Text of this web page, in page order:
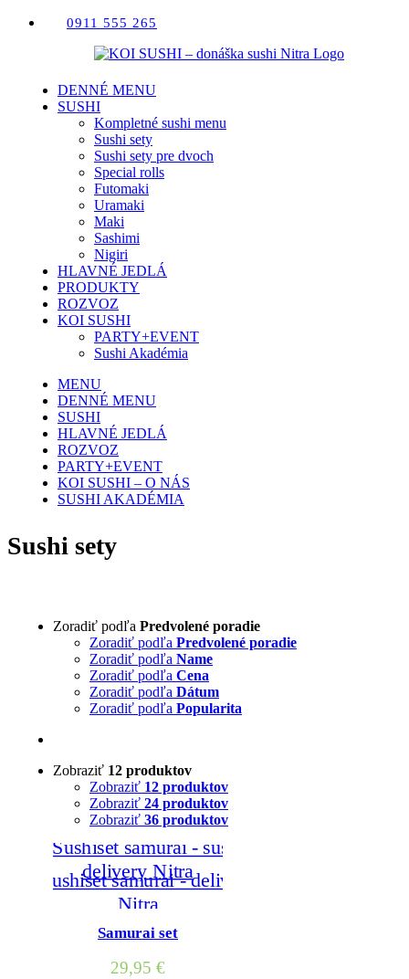
Skip
0911 555 265
DENNÉ MENU
SUSHI
Kompletné sushi menu
Sushi sety
Sushi sety pre dvoch
Special rolls
Futomaki
Uramaki
Maki
Sashimi
Nigiri
HLAVNÉ JEDLÁ
PRODUKTY
ROZVOZ
KOI SUSHI
PARTY+EVENT
Sushi Akadémia
MENU
DENNÉ MENU
SUSHI
HLAVNÉ JEDLÁ
ROZVOZ
PARTY+EVENT
KOI SUSHI – O NÁS
SUSHI AKADÉMIA
Sushi sety
Zoradiť podľa Predvolené poradie
Zoradiť podľa Predvolené poradie
Zoradiť podľa Name
Zoradiť podľa Cena
Zoradiť podľa Dátum
Zoradiť podľa Popularita
Zobraziť 12 produktov
Zobraziť 12 produktov
Zobraziť 24 produktov
Zobraziť 36 produktov
Samurai set
29,95 €